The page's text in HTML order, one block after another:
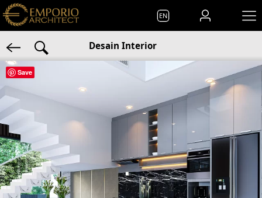
EN
Desain Interior
Save